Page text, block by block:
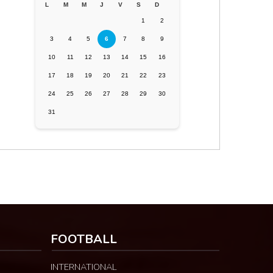
L M M J V S D
1 2
3 4 5 6 7 8 9
10 11 12 13 14 15 16
17 18 19 20 21 22 23
24 25 26 27 28 29 30
31
FOOTBALL
INTERNATIONAL